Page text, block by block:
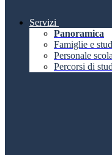
Servizi
Panoramica
Famiglie e
Personale
Percorsi di